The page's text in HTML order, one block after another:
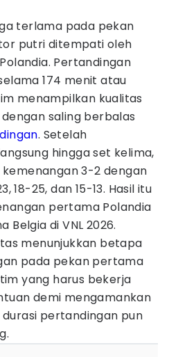
terlama pada pekan
putri ditempati oleh
Pertandingan
174 menit atau
menampilkan kualitas
saling berbalas
. Setelah
hingga set kelima,
3-2 dengan
18-25, dan 15-13. Hasil itu
pertama Polandia
Belgia di VNL 2026.
menunjukkan betapa
pada pekan pertama
yang harus bekerja
demi mengamankan
pertandingan pun